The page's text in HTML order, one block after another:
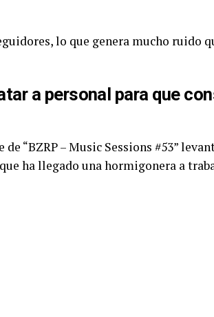
lo que genera mucho ruido
a personal para que
“BZRP – Music Sessions #53”
ha llegado una hormigonera a